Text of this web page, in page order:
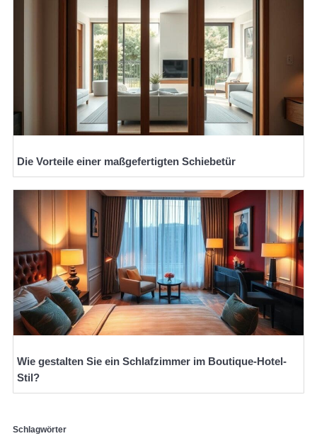
Die Vorteile einer maßgefertigten Schiebetür
Wie gestalten Sie ein Schlafzimmer im Boutique-Hotel-
Stil?
Schlagwörter